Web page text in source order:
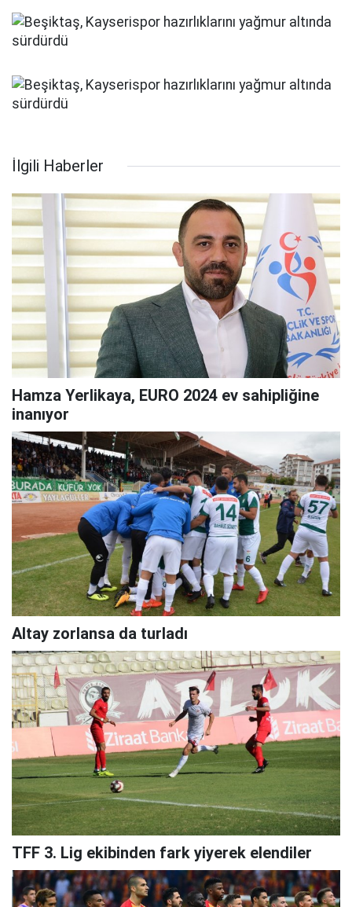
İlgili Haberler
Hamza Yerlikaya, EURO 2024 ev sahipliğine
inanıyor
Altay zorlansa da turladı
TFF 3. Lig ekibinden fark yiyerek elendiler